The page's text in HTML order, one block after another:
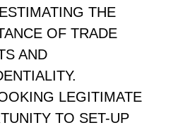
THE
OF TRADE
AND
LEGITIMATE
TO SET-UP